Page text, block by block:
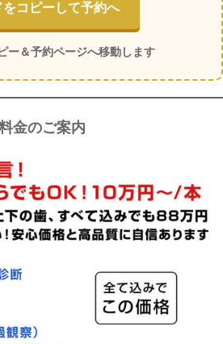
をコピーして予約へ
ー＆予約ページへ移動します
金のご案内